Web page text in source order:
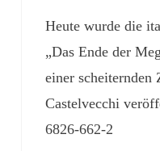
Heute wurde die
„Das Ende der
einer
Castelvecchi
6826-662-2